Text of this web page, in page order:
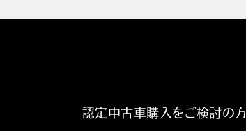
認定中古車購入をご検討の方